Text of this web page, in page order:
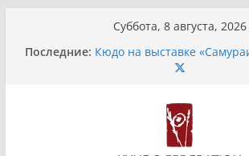
содержимому
Суббота, 8 августа, 2026
Последние: Кюдо на выставке
Санкт-Петербург
Усилия при натяжении лука
Летний Кюдо сезон 2012
Семинар Ино Сенсея 7-8
Истре, додзе «Сейдокан»